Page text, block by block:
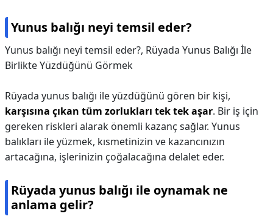
Yunus balığı neyi temsil eder?
Yunus balığı neyi temsil eder?, Rüyada Yunus Balığı İle
Birlikte Yüzdüğünü Görmek
Rüyada yunus balığı ile yüzdüğünü gören bir kişi,
karşısına çıkan tüm zorlukları tek tek aşar. Bir iş için
gereken riskleri alarak önemli kazanç sağlar. Yunus
balıkları ile yüzmek, kısmetinizin ve kazancınızın
artacağına, işlerinizin çoğalacağına delalet eder.
Rüyada yunus balığı ile oynamak ne
anlama gelir?